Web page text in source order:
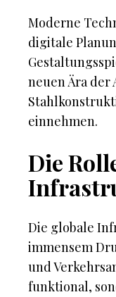
Moderne
digitale
neuen Ära
einnehmen.
Die
Die globale
immensem
und
funktional,